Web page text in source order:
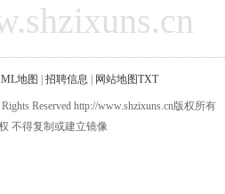
地图 招聘信息 网站地图TXT
Reserved http://www.shzixuns.cn版权所有
不得复制或建立镜像